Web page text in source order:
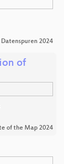
Datenspuren 2024
of
of the Map 2024